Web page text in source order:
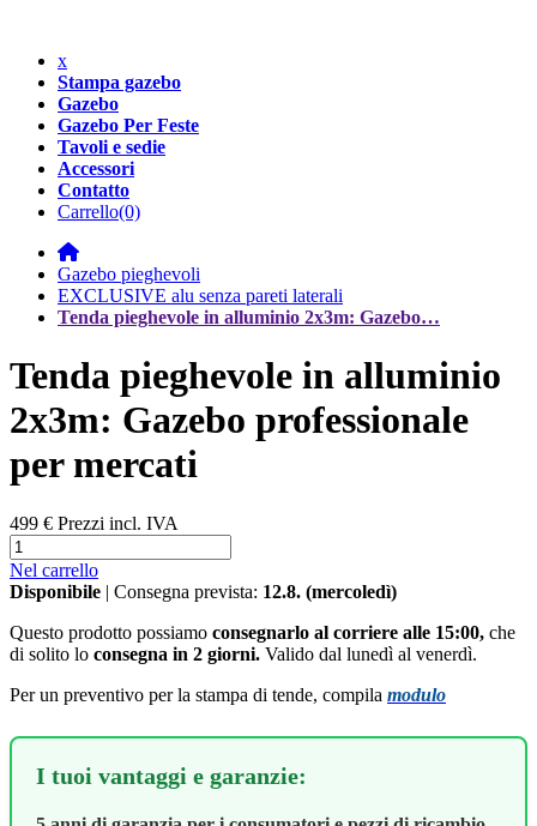
x
Stampa gazebo
Gazebo
Gazebo Per Feste
Tavoli e sedie
Accessori
Contatto
Carrello(0)
Gazebo pieghevoli
EXCLUSIVE alu senza pareti laterali
Tenda pieghevole in alluminio 2x3m: Gazebo…
Tenda pieghevole in alluminio
2x3m: Gazebo professionale
per mercati
499 € Prezzi incl. IVA
Nel carrello
Disponibile | Consegna prevista: 12.8. (mercoledì)
Questo prodotto possiamo consegnarlo al corriere alle 15:00, che
di solito lo consegna in 2 giorni. Valido dal lunedì al venerdì.
Per un preventivo per la stampa di tende, compila modulo
I tuoi vantaggi e garanzie: